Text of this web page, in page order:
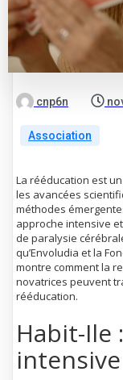
cnp6n
Association
La rééducation est
les avancées
méthodes
approche intensive
de paralysie
qu’Envoludia et la
montre comment la
novatrices peuvent
rééducation.
Habit-Ile